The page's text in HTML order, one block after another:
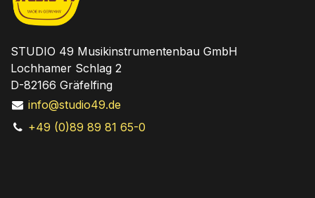
STUDIO 49 Musikinstrumentenbau GmbH
Lochhamer Schlag 2
D-82166 Gräfelfing
info@studio49.de
+49 (0)89 89 81 65-0